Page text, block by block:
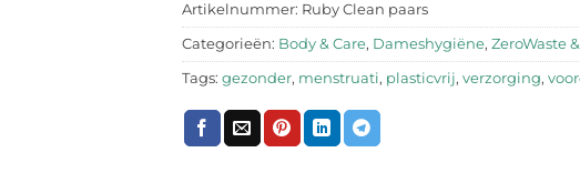
Artikelnummer: Ruby Clean paars
Categorieën: Body & Care, Dameshygiëne, ZeroWaste
Tags: gezonder, menstruati, plasticvrij, verzorging,